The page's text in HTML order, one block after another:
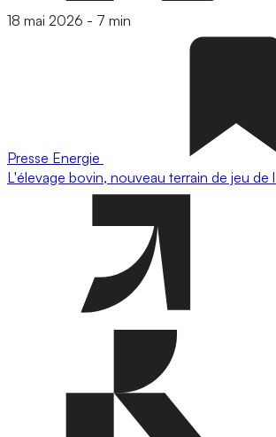
18 mai 2026 - 7 min
Presse Energie
L'élevage bovin, nouveau terrain de jeu de